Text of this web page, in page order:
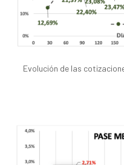
Evolución de las